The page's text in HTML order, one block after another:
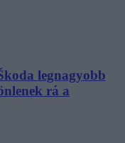
legnagyobb
rá a